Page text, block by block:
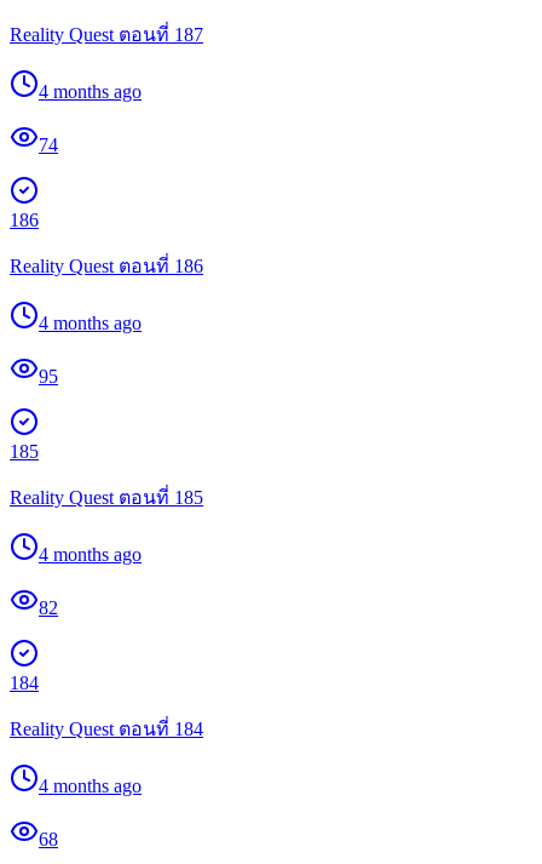
Reality Quest ตอนที่ 187
4 months ago
74
186
Reality Quest ตอนที่ 186
4 months ago
95
185
Reality Quest ตอนที่ 185
4 months ago
82
184
Reality Quest ตอนที่ 184
4 months ago
68